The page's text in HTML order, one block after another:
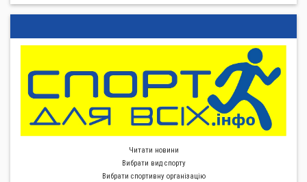
Читати новини
Вибрати вид спорту
Вибрати спортивну органiзацiю